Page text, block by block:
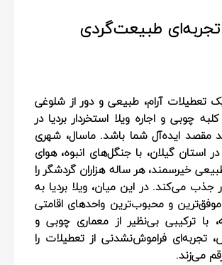
تجربه‌ای طبیعت‌گردی
تعطیلات آرام، طبیعی و دور از شلوغی
چوبی و اجاره ویلا استخردار بردیا در
مقصد ایده‌آل شما باشد. ماسال، شهری
استان گیلان، با جنگل‌های انبوه، هوای
خیرسمند، هر ساله هزاران گردشگر را
جذب می‌کند. در این میان، ویلا بردیا به
و محبوب‌ترین واحدهای اقامتی
با ترکیبی بی‌نظیر از معماری چوبی و
تجربه‌ای فراموش‌نشدنی از تعطیلات را
می‌زند.